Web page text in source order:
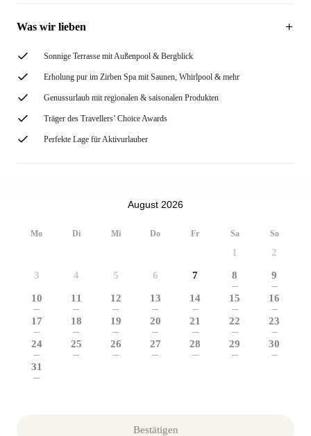
Was wir lieben
Sonnige Terrasse mit Außenpool & Bergblick
Erholung pur im Zirben Spa mit Saunen, Whirlpool & mehr
Genussurlaub mit regionalen & saisonalen Produkten
Träger des Travellers’ Choice Awards
Perfekte Lage für Aktivurlauber
August 2026
Mo Di Mi Do Fr Sa So
1 2
3 4 5 6 7 8
---
9
---
10
---
11
---
12
---
13
---
14
---
15
---
16
---
17
---
18
---
19
---
20
---
21
---
22
---
23
---
24
---
25
---
26
---
27
---
28
---
29
---
30
---
31
---
Bestätigen